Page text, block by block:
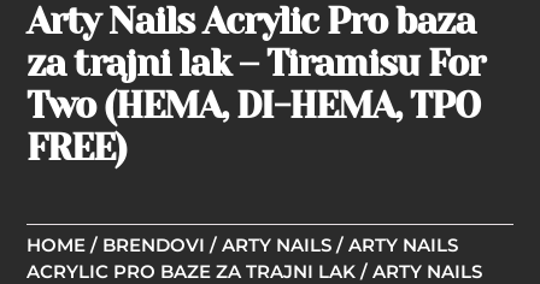
Arty Nails Acrylic Pro baza
za trajni lak – Tiramisu For
Two (HEMA, DI-HEMA, TPO
FREE)
HOME / BRENDOVI /ARTY NAILS /ARTY NAILS
ACRYLIC PRO BAZE ZA TRAJNI LAK / ARTY NAILS